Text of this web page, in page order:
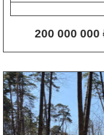
200 000 000